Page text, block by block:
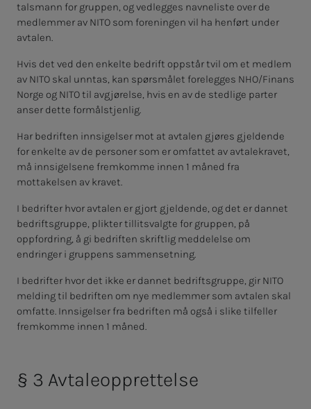
talsmann for gruppen, og vedlegges navneliste over de
medlemmer av NITO som foreningen vil ha henført under
avtalen.
Hvis det ved den enkelte bedrift oppstår tvil om et medlem
av NITO skal unntas, kan spørsmålet forelegges NHO/Finans
Norge og NITO til avgjørelse, hvis en av de stedlige parter
anser dette formålstjenlig.
Har bedriften innsigelser mot at avtalen gjøres gjeldende
for enkelte av de personer som er omfattet av avtalekravet,
må innsigelsene fremkomme innen 1 måned fra
mottakelsen av kravet.
I bedrifter hvor avtalen er gjort gjeldende, og det er dannet
bedriftsgruppe, plikter tillitsvalgte for gruppen, på
oppfordring, å gi bedriften skriftlig meddelelse om
endringer i gruppens sammensetning.
I bedrifter hvor det ikke er dannet bedriftsgruppe, gir NITO
melding til bedriften om nye medlemmer som avtalen skal
omfatte. Innsigelser fra bedriften må også i slike tilfeller
fremkomme innen 1 måned.
§ 3 Av­tale­opp­ret­tel­se